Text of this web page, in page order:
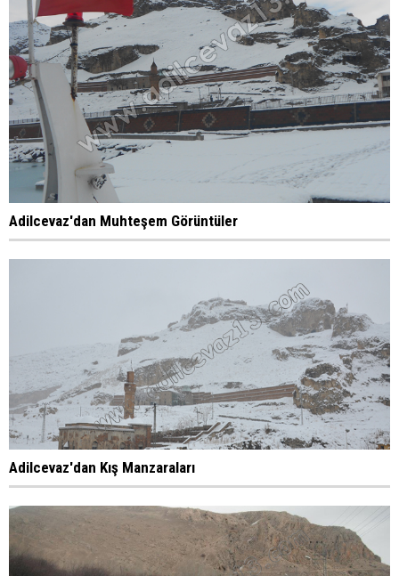
Adilcevaz'dan Muhteşem Görüntüler
Adilcevaz'dan Kış Manzaraları